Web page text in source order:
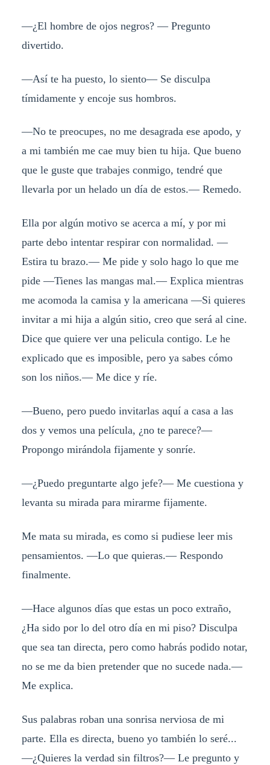
—¿El hombre de ojos negros? — Pregunto
divertido.
—Así te ha puesto, lo siento— Se disculpa
tímidamente y encoje sus hombros.
—No te preocupes, no me desagrada ese apodo, y
a mi también me cae muy bien tu hija. Que bueno
que le guste que trabajes conmigo, tendré que
llevarla por un helado un día de estos.— Remedo.
Ella por algún motivo se acerca a mí, y por mi
parte debo intentar respirar con normalidad. —
Estira tu brazo.— Me pide y solo hago lo que me
pide —Tienes las mangas mal.— Explica mientras
me acomoda la camisa y la americana —Si quieres
invitar a mi hija a algún sitio, creo que será al cine.
Dice que quiere ver una pelicula contigo. Le he
explicado que es imposible, pero ya sabes cómo
son los niños.— Me dice y ríe.
—Bueno, pero puedo invitarlas aquí a casa a las
dos y vemos una película, ¿no te parece?—
Propongo mirándola fijamente y sonríe.
—¿Puedo preguntarte algo jefe?— Me cuestiona y
levanta su mirada para mirarme fijamente.
Me mata su mirada, es como si pudiese leer mis
pensamientos. —Lo que quieras.— Respondo
finalmente.
—Hace algunos días que estas un poco extraño,
¿Ha sido por lo del otro día en mi piso? Disculpa
que sea tan directa, pero como habrás podido notar,
no se me da bien pretender que no sucede nada.—
Me explica.
Sus palabras roban una sonrisa nerviosa de mi
parte. Ella es directa, bueno yo también lo seré...
—¿Quieres la verdad sin filtros?— Le pregunto y